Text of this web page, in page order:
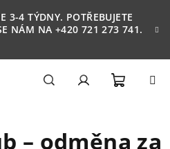
3-4 TÝDNY. POTŘEBUJETE
NÁM NA +420 721 273 741.
košík
– odměna za